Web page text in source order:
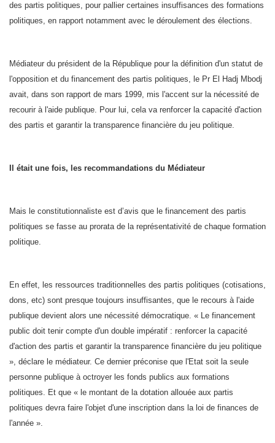
des partis politiques, pour pallier certaines insuffisances des formations
politiques, en rapport notamment avec le déroulement des élections.
Médiateur du président de la République pour la définition d'un statut de
l'opposition et du financement des partis politiques, le Pr El Hadj Mbodj
avait, dans son rapport de mars 1999, mis l'accent sur la nécessité de
recourir à l'aide publique. Pour lui, cela va renforcer la capacité d'action
des partis et garantir la transparence financière du jeu politique.
Il était une fois, les recommandations du Médiateur
Mais le constitutionnaliste est d’avis que le financement des partis
politiques se fasse au prorata de la représentativité de chaque formation
politique.
En effet, les ressources traditionnelles des partis politiques (cotisations,
dons, etc) sont presque toujours insuffisantes, que le recours à l'aide
publique devient alors une nécessité démocratique. « Le financement
public doit tenir compte d'un double impératif : renforcer la capacité
d'action des partis et garantir la transparence financière du jeu politique
», déclare le médiateur. Ce dernier préconise que l'Etat soit la seule
personne publique à octroyer les fonds publics aux formations
politiques. Et que « le montant de la dotation allouée aux partis
politiques devra faire l'objet d'une inscription dans la loi de finances de
l'année ».